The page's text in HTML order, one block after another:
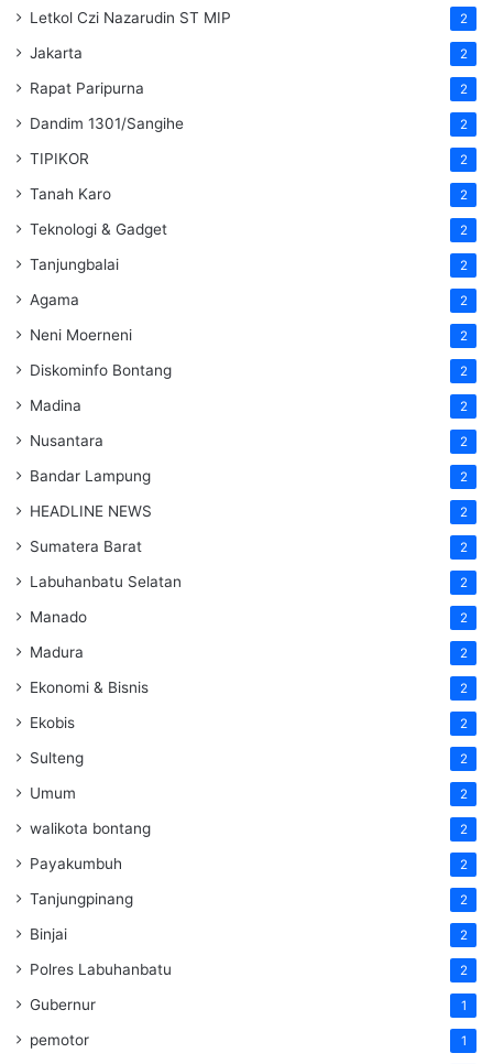
Letkol Czi Nazarudin ST MIP 2
Jakarta 2
Rapat Paripurna 2
Dandim 1301/Sangihe 2
TIPIKOR 2
Tanah Karo 2
Teknologi & Gadget 2
Tanjungbalai 2
Agama 2
Neni Moerneni 2
Diskominfo Bontang 2
Madina 2
Nusantara 2
Bandar Lampung 2
HEADLINE NEWS 2
Sumatera Barat 2
Labuhanbatu Selatan 2
Manado 2
Madura 2
Ekonomi & Bisnis 2
Ekobis 2
Sulteng 2
Umum 2
walikota bontang 2
Payakumbuh 2
Tanjungpinang 2
Binjai 2
Polres Labuhanbatu 2
Gubernur 1
pemotor 1